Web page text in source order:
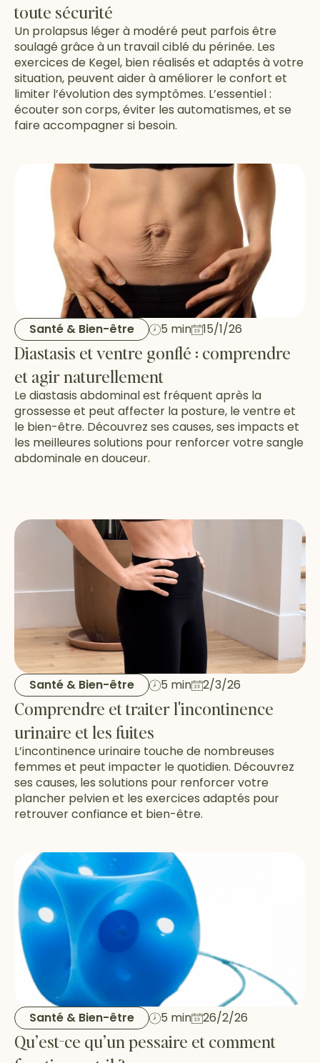
toute sécurité
Un prolapsus léger à modéré peut parfois être
soulagé grâce à un travail ciblé du périnée. Les
exercices de Kegel, bien réalisés et adaptés à votre
situation, peuvent aider à améliorer le confort et
limiter l’évolution des symptômes. L’essentiel :
écouter son corps, éviter les automatismes, et se
faire accompagner si besoin.
Santé & Bien-être 5 min 15/1/26
Diastasis et ventre gonflé : comprendre
et agir naturellement
Le diastasis abdominal est fréquent après la
grossesse et peut affecter la posture, le ventre et
le bien-être. Découvrez ses causes, ses impacts et
les meilleures solutions pour renforcer votre sangle
abdominale en douceur.
Santé & Bien-être 5 min 2/3/26
Comprendre et traiter l'incontinence
urinaire et les fuites
L’incontinence urinaire touche de nombreuses
femmes et peut impacter le quotidien. Découvrez
ses causes, les solutions pour renforcer votre
plancher pelvien et les exercices adaptés pour
retrouver confiance et bien-être.
Santé & Bien-être 5 min 26/2/26
Qu’est-ce qu’un pessaire et comment